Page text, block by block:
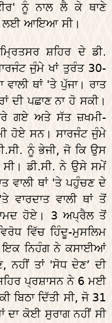
ਨੂੰ ਨਾਲ ਲੈ ਕੇ ਥਾਣੇ
ਲਈ ਆਇਆ ਸੀ।
ਸ਼ਹਿਰ ਦੇ ਡੀ.
ਜੁੰਮੇ ਖਾਂ ਤੁਰੰਤ 30-
ਥਾਂ 'ਤੇ ਪੁੱਜਾ। ਰਾਤ
ਦੀ ਪਛਾਣ ਨਾ ਹੋ ਸਕੀ।
ਗਏ ਅਤੇ ਸੱਤ ਜ਼ਖਮੀ-
ਹੋਏ ਸਨ। ਸਾਰਜੰਟ ਜੁੰਮੇ
ਨੂੰ ਭੇਜੀ, ਜੋ ਕਿ ਉਸ
ਸੀ। ਡੀ.ਸੀ. ਨੇ ਉਸੇ ਸਮੇਂ
ਵਾਲੀ ਥਾਂ 'ਤੇ ਪਹੁੰਚਣ ਦੇ
ਵਾਲੀ ਥਾਂ ਤੋਂ
ਹੋਏ। 3 ਅਪ੍ਰੈਲ ਤੋਂ
ਵਿੱਚ ਹਿੰਦੂ-ਮੁਸਲਿਮ
ਇਕ ਨਿਹੰਗ ਨੇ ਕਸਾਈਆਂ
ਨਹੀਂ ਤਾਂ 'ਸੋਧ ਦੇਣ’ ਦੀ
ਪ੍ਰਸ਼ਾਸਨ ਨੇ 6 ਮਈ
ਬਿਠਾ ਦਿੱਤੀ ਸੀ, ਜੋ 31
ਦਾ ਕੋਈ ਸੁਰਾਗ ਨਹੀਂ ਸੀ